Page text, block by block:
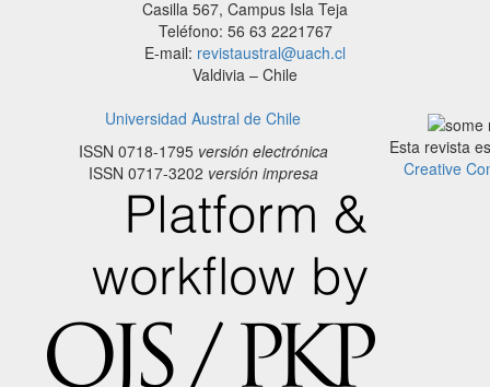
Casilla 567, Campus Isla Teja
Teléfono: 56 63 2221767
E-mail: revistaustral@uach.cl
Valdivia – Chile
Universidad Austral de Chile
ISSN 0718-1795versión electrónica
ISSN 0717-3202 versión impresa
Esta revista
Creative